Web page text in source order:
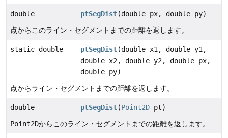
double ptSegDist(double px, double py)
点からこのライン・セグメントまでの距離を返します。
static double ptSegDist(double x1, double y1,
double x2, double y2, double px,
double py)
点からライン・セグメントまでの距離を返します。
double ptSegDist(Point2D pt)
Point2Dからこのライン・セグメントまでの距離を返します。